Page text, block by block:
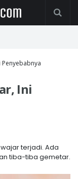
Ini
terjadi. Ada
tiba-tiba gemetar.